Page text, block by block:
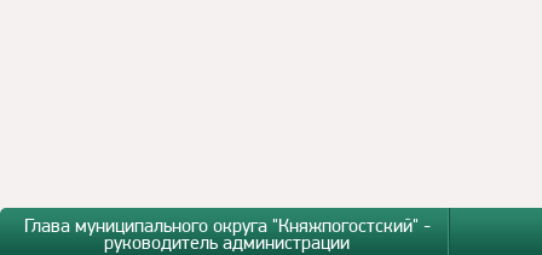
Глава муниципального округа "Княжпогостский" -
руководитель администрации